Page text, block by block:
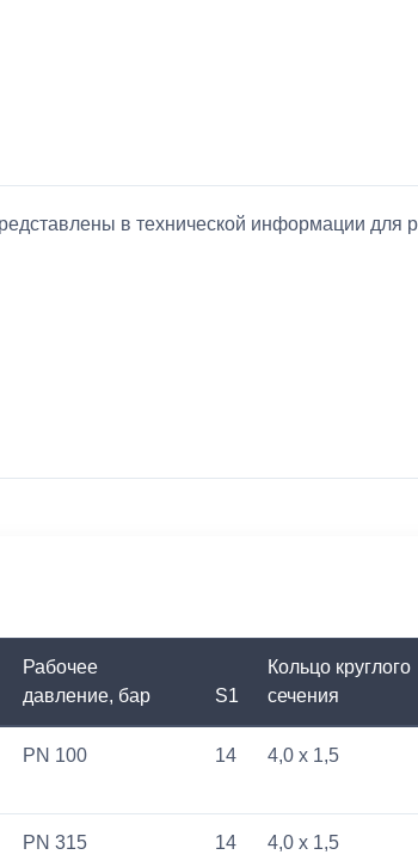
в технической информации для
Рабочее
давление, бар
S1
Кольцо круглого
сечения
PN 100 14 4,0 x 1,5
PN 315 14 4,0 x 1,5